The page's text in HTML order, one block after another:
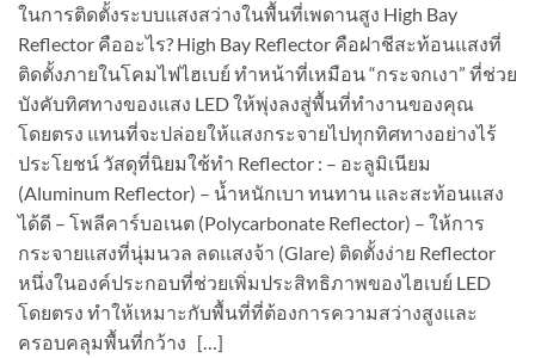
ในการติดตั้งระบบแสงสว่างในพื้นที่เพดานสูง High Bay
Reflector คืออะไร? High Bay Reflector คือฝาชีสะท้อนแสงที่
ติดตั้งภายในโคมไฟไฮเบย์ ทำหน้าที่เหมือน “กระจกเงา” ที่ช่วย
บังคับทิศทางของแสง LED ให้พุ่งลงสู่พื้นที่ทำงานของคุณ
โดยตรง แทนที่จะปล่อยให้แสงกระจายไปทุกทิศทางอย่างไร้
ประโยชน์ วัสดุที่นิยมใช้ทำ Reflector : – อะลูมิเนียม
(Aluminum Reflector) – น้ำหนักเบา ทนทาน และสะท้อนแสง
ได้ดี – โพลีคาร์บอเนต (Polycarbonate Reflector) – ให้การ
กระจายแสงที่นุ่มนวล ลดแสงจ้า (Glare) ติดตั้งง่าย Reflector
หนึ่งในองค์ประกอบที่ช่วยเพิ่มประสิทธิภาพของไฮเบย์ LED
โดยตรง ทำให้เหมาะกับพื้นที่ที่ต้องการความสว่างสูงและ
ครอบคลุมพื้นที่กว้าง […]